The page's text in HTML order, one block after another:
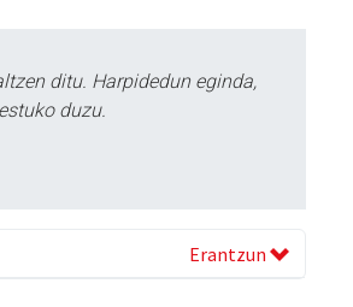
ditu. Harpidedun eginda,
duzu.
Erantzun